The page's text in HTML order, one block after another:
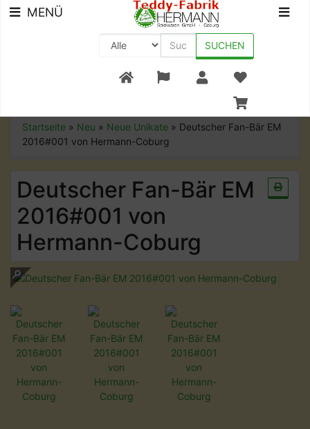
+49 (0) 9561-8590-0
MENÜ
SUCHEN
Startseite » Neu » Neue Unikate » Deutscher Fan-Bär EM
2016#001 von Hermann-Coburg
Deutscher Fan-Bär EM
2016#001 von
Hermann-Coburg